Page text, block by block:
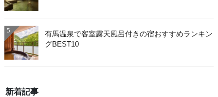
5
有馬温泉で客室露天風呂付きの宿おすすめランキン
グBEST10
新着記事